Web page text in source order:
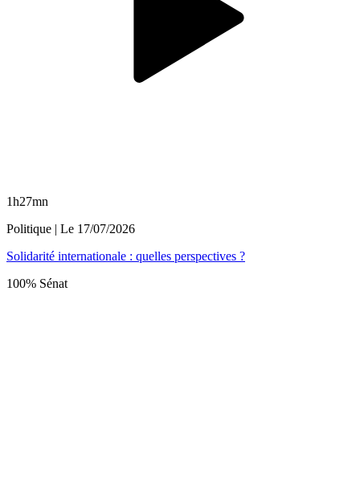
1h27mn
Politique | Le 17/07/2026
Solidarité internationale : quelles perspectives ?
100% Sénat